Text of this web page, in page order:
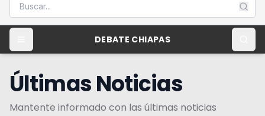
DEBATE CHIAPAS
Últimas Noticias
Mantente informado con las últimas noticias